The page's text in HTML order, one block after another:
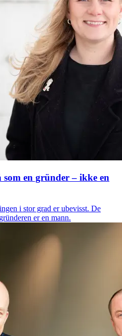
som en gründer – ikke en
i stor grad er ubevisst. De
er en mann.